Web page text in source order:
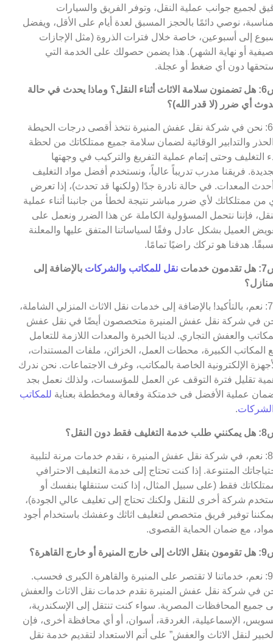
لجميع جوانب عملية النقل، وتوفر الفريق والسيارات
نوصي دائمًا بالحجز المسبق لعدة أيام على الأقل، ويفضل
إلى أسبوعين، خاصة خلال فترات الذروة (مثل الإجازات
أو نهاية الشهر). هذا يضمن حصولك على الخدمة التي
دون أي ضغط أو عجلة.
س6: هل تضمنون سلامة الاثاث أثناء النقل؟ وماذا يحدث في حالة
أي ضرر (لا قدر الله)؟
ج6: نحن في شركة نقل عفش المنيرة نتخذ أقصى درجات الحيطة
والتدابير الوقائية لضمان سلامة جميع ممتلكاتك من لحظة
التغليف وحتى إتمام عملية التفريغ والتركيب في وجهتها
فريقنا مدرب تدريباً عالياً، ونستخدم أفضل مواد التغليف
المعدات. في حالة نادرة جدًا (ولكنها قد تحدث)، إذا تعرض
من ممتلكاتك لأي ضرر مباشر نتيجة لخطأ من جانبنا أثناء عملية
فإننا نتحمل المسؤولية الكاملة عن هذا الضرر ونعمل على
العميل بشكل عادل وفقًا لسياساتنا المتفق عليها والمعلنة
هدفنا هو تركك راضيًا تمامًا.
خدمات نقل للمكاتب والشركات بالإضافة إلى
ج7: نعم، بالتأكيد! بالإضافة إلى خدمات نقل الاثاث المنزلي الشاملة،
في شركة نقل عفش المنيرة متخصصون أيضًا في نقل عفش
والعفش التجاري. لدينا الخبرة والمعدات اللازمة للتعامل
المكاتب الكبيرة، محطات العمل، الخزائن، ملفات المستندات،
الإلكترونية الخاصة بالمكاتب، وغرف الاجتماعات. نحن ندرك
تقليل فترة التوقف عن العمل للمؤسسات، ولذلك نعمل بجد
عملية الأفضل فى خدمتكة وفعالة ومخططة بعناية للمكاتب
.
فقط دون النقل؟
ج8: نعم، في شركة نقل عفش المنيرة ، نقدم خدمات مرنة لتلبية
المتنوعة. إذا كنت تحتاج إلى خدمة التغليف الاحترافي
فقط (على سبيل المثال، إذا كنت ستنقلها بنفسك أو
شركة أخرى للنقل ولكنك تحتاج إلى تغليف عالي الجودة)،
توفير فريق متخصص لتغليف اثاثك وعفشك باستخدام أجود
مع ضمان الحماية القصوى.
أو خارج القاهرة؟
ج9: نعم، خدماتنا لا تقتصر على المنيرة والقاهرة الكبرى فحسب.
في شركة نقل عفش المنيرة نقدم خدمات نقل الاثاث والعفش
جميع المحافظات المصرية. سواء كنت تنتقل إلى الإسكندرية،
الإسماعيلية، الغردقة، أسوان، أو أي محافظة أخرى، فإن
لنقل الاثاث والعفش” على أتم الاستعداد لتقديم خدمة نقل